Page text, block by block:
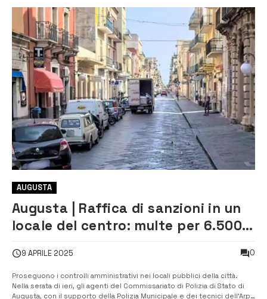
AUGUSTA
Augusta | Raffica di sanzioni in un
locale del centro: multe per 6.500
9 APRILE 2025 0
Proseguono i controlli amministrativi nei locali pubblici della città.
Nella serata di ieri, gli agenti del Commissariato di Polizia di Stato di
Augusta, con il supporto della Polizia Municipale e dei tecnici dell’Arpa